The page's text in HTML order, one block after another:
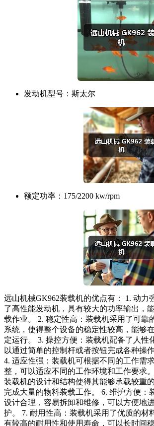
发动机型号： 斯太尔
额定功率： 175/2200 kw/rpm
远山机械GK962装载机的优点有： 1. 动力
了高性能发动机，具有较大的功率输出，
载作业。 2. 稳定性高：装载机采用了可靠
系统，使得整个设备的稳定性较高，能够
定运行。 3. 操控方便：装载机配备了人性
以通过简单的控制杆或者按钮完成各种操
4. 适应性强：装载机可根据不同的工作需
整，可以适应不同的工作环境和工作要求
装载机的设计和结构使得其能够承载较重
完成大量的物料装载工作。 6. 维护方便：
设计合理，容易拆卸和维修，可以方便地
护。 7. 耐用性高：装载机采用了优质的材
有较高的耐用性和使用寿命，可以长时间稳